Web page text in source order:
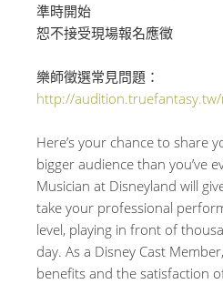
準時開始
恕不接受現場報名應徵
樂師徵選常見問題：
http://audition.truefantasy.tw/
Here’s your chance to share
bigger audience than you’ve
Musician at Disneyland will
take your professional
level, playing in front of
day. As a Disney Cast
benefits and the satisfaction